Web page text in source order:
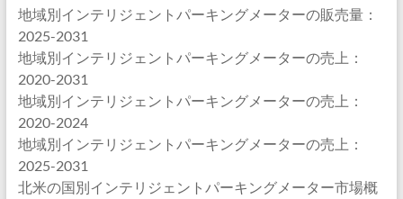
地域別インテリジェントパーキングメーターの販売量：
2025-2031
地域別インテリジェントパーキングメーターの売上：
2020-2031
地域別インテリジェントパーキングメーターの売上：
2020-2024
地域別インテリジェントパーキングメーターの売上：
2025-2031
北米の国別インテリジェントパーキングメーター市場概